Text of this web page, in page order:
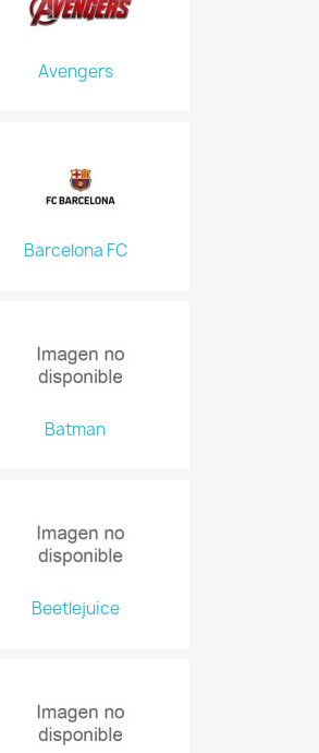
Avengers
Barcelona FC
Batman
Beetlejuice